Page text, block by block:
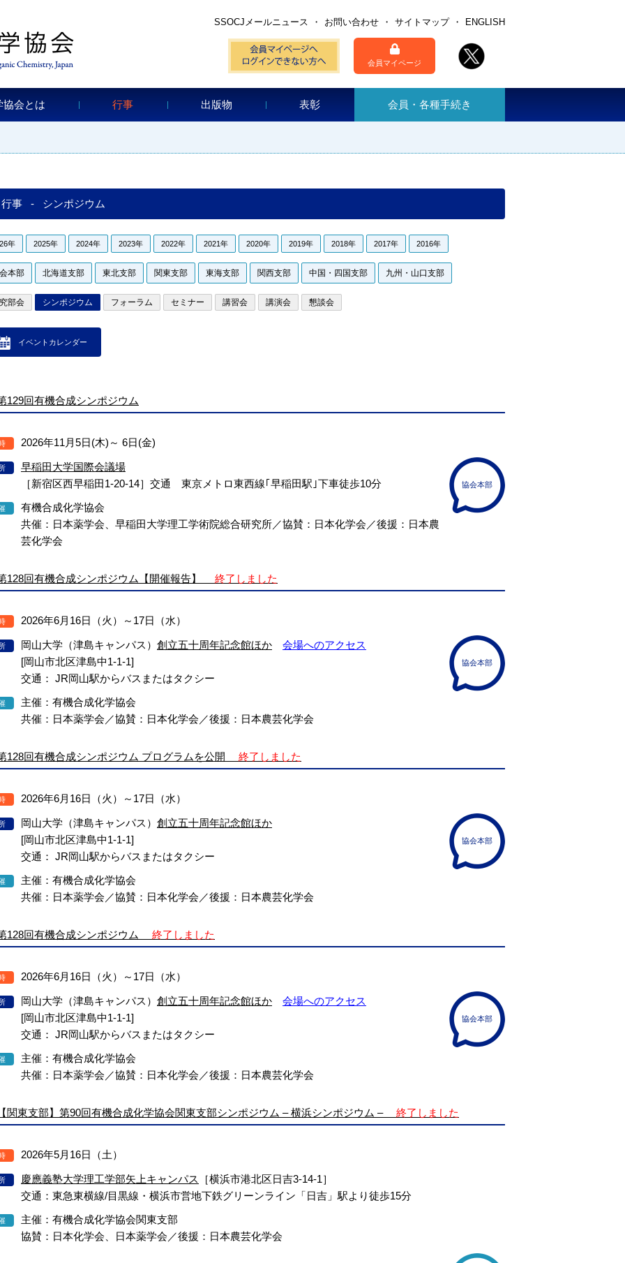
SSOCJメールニュース お問い合わせ サイトマップ ENGLISH
会員マイページ
協会とは 行事 出版物 表彰 会員・各種手続き
行事 - シンポジウム
年 2025年 2024年 2023年 2022年 2021年 2020年 2019年 2018年 2017年 2016年
本部 北海道支部 東北支部 関東支部 東海支部 関西支部 中国・四国支部 九州・山口支部
部会 シンポジウム フォーラム セミナー 講習会 講演会 懇談会
イベントカレンダー
129回有機合成シンポジウム
2026年11月5日(木)～ 6日(金)
早稲田大学国際会議場
［新宿区西早稲田1-20-14］交通 東京メトロ東西線｢早稲田駅｣下車徒歩10分
有機合成化学協会
共催：日本薬学会、早稲田大学理工学術院総合研究所／協賛：日本化学会／後援：日本農
芸化学会
協会本部
128回有機合成シンポジウム【開催報告】 終了しました
2026年6月16日（火）～17日（水）
岡山大学（津島キャンパス） 創立五十周年記念館ほか
会場へのアクセス
[岡山市北区津島中1-1-1]
交通： JR岡山駅からバスまたはタクシー
主催：有機合成化学協会
共催：日本薬学会／協賛：日本化学会／後援：日本農芸化学会
協会本部
128回有機合成シンポジウム プログラムを公開 終了しました
2026年6月16日（火）～17日（水）
岡山大学（津島キャンパス） 創立五十周年記念館ほか
[岡山市北区津島中1-1-1]
交通： JR岡山駅からバスまたはタクシー
主催：有機合成化学協会
共催：日本薬学会／協賛：日本化学会／後援：日本農芸化学会
協会本部
128回有機合成シンポジウム 終了しました
2026年6月16日（火）～17日（水）
岡山大学（津島キャンパス） 創立五十周年記念館ほか
会場へのアクセス
[岡山市北区津島中1-1-1]
交通： JR岡山駅からバスまたはタクシー
主催：有機合成化学協会
共催：日本薬学会／協賛：日本化学会／後援：日本農芸化学会
協会本部
関東支部】第90回有機合成化学協会関東支部シンポジウム – 横浜シンポジウム – 終了しました
2026年5月16日（土）
慶應義塾大学理工学部矢上キャンパス
［横浜市港北区日吉3-14-1］
交通：東急東横線/目黒線・横浜市営地下鉄グリーンライン「日吉」駅より徒歩15分
主催：有機合成化学協会関東支部
協賛：日本化学会、日本薬学会／後援：日本農芸化学会